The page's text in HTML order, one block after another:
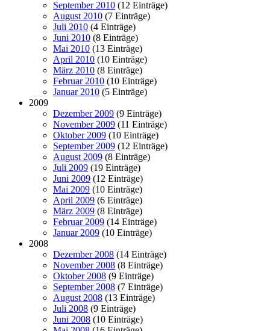
September 2010 (12 Einträge)
August 2010 (7 Einträge)
Juli 2010 (4 Einträge)
Juni 2010 (8 Einträge)
Mai 2010 (13 Einträge)
April 2010 (10 Einträge)
März 2010 (8 Einträge)
Februar 2010 (10 Einträge)
Januar 2010 (5 Einträge)
2009
Dezember 2009 (9 Einträge)
November 2009 (11 Einträge)
Oktober 2009 (10 Einträge)
September 2009 (12 Einträge)
August 2009 (8 Einträge)
Juli 2009 (19 Einträge)
Juni 2009 (12 Einträge)
Mai 2009 (10 Einträge)
April 2009 (6 Einträge)
März 2009 (8 Einträge)
Februar 2009 (14 Einträge)
Januar 2009 (10 Einträge)
2008
Dezember 2008 (14 Einträge)
November 2008 (8 Einträge)
Oktober 2008 (9 Einträge)
September 2008 (7 Einträge)
August 2008 (13 Einträge)
Juli 2008 (9 Einträge)
Juni 2008 (10 Einträge)